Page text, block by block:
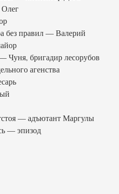
без правил — Валерий
бригадир лесорубов
агенства
— адъютант Маргулы
— эпизод